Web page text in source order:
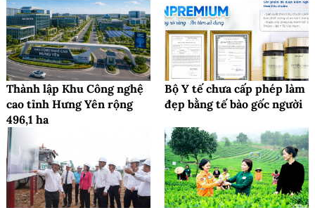
Thành lập Khu Công nghệ
cao tỉnh Hưng Yên rộng
496,1 ha
Bộ Y tế chưa cấp phép làm
đẹp bằng tế bào gốc người